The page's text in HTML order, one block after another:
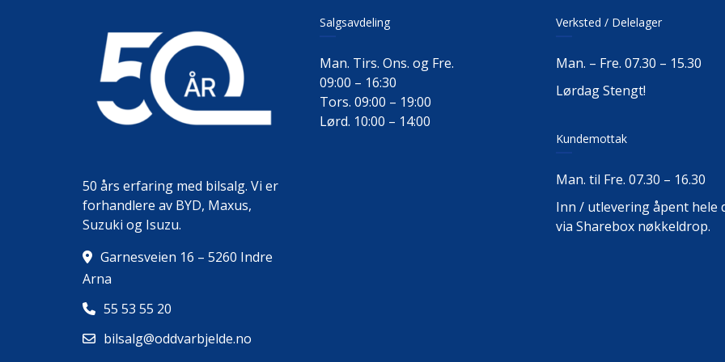
50 års erfaring med bilsalg. Vi er
forhandlere av BYD, Maxus,
Suzuki og Isuzu.
Garnesveien 16 – 5260 Indre
Arna
55 53 55 20
bilsalg@oddvarbjelde.no
Salgsavdeling
Man. Tirs. Ons. og Fre.
09:00 – 16:30
Tors. 09:00 – 19:00
Lørd. 10:00 – 14:00
Verksted / Delelager
Man. – Fre. 07.30 – 15.30
Lørdag Stengt!
Kundemottak
Man. til Fre. 07.30 – 16.30
Inn / utlevering åpent hele
via Sharebox nøkkeldrop.